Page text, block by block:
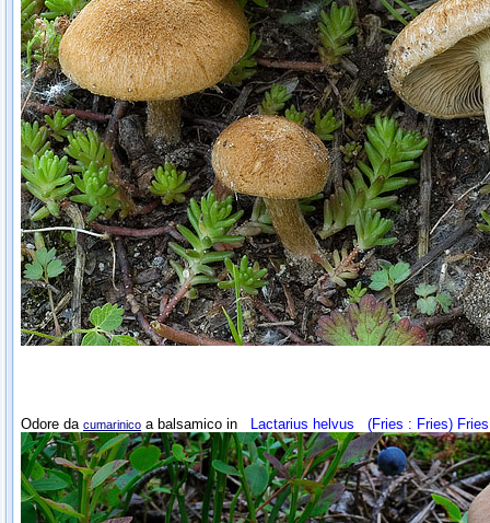
Odore da cumarinico a balsamico in Lactarius helvus (Fries : Fries) Fries